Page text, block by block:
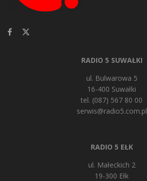
RADIO 5 SUWAŁKI
ul. Bulwarowa 5
16-400 Suwałki
tel. (087) 567 80 00
serwis@radio5.com.pl
RADIO 5 EŁK
ul. Małeckich 2
19-300 Ełk